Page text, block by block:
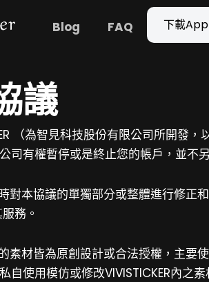
Blog FAQ 下載App
議
（為智見科技股份有限公司所開發，
司有權暫停或是終止您的帳戶，並不
對本協議的單獨部分或整體進行修正
務。
素材皆為原創設計或合法授權，主
自使用模仿或修改VIVISTICKER內之